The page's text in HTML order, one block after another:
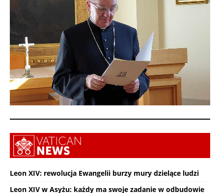
Leon XIV: rewolucja Ewangelii burzy mury dzielące ludzi
Leon XIV w Asyżu: każdy ma swoje zadanie w odbudowie